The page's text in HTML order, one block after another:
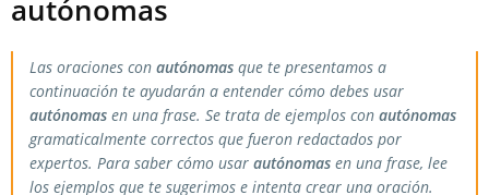
autónomas
Las oraciones con autónomas que te presentamos a
continuación te ayudarán a entender cómo debes usar
autónomas en una frase. Se trata de ejemplos con autónomas
gramaticalmente correctos que fueron redactados por
expertos. Para saber cómo usar autónomas en una frase, lee
los ejemplos que te sugerimos e intenta crear una oración.